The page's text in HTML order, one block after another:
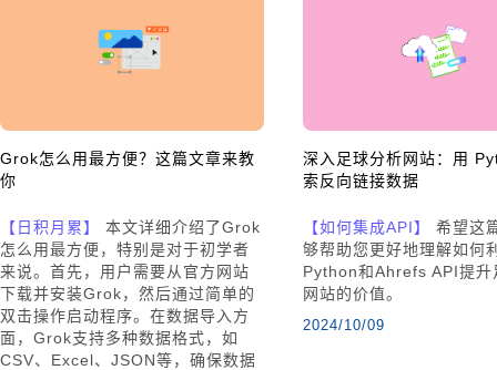
Grok怎么用最方便？这篇文章来教
你
【日积月累】
本文详细介绍了Grok
怎么用最方便，特别是对于初学者
来说。首先，用户需要从官方网站
下载并安装Grok，然后通过简单的
双击操作启动程序。在数据导入方
面，Grok支持多种数据格式，如
CSV、Excel、JSON等，确保数据
深入足球分析网站：用
索反向链接数据
【如何集成API】
希望这
够帮助您更好地理解如何
Python和Ahrefs API提升
网站的价值。
2024/10/09